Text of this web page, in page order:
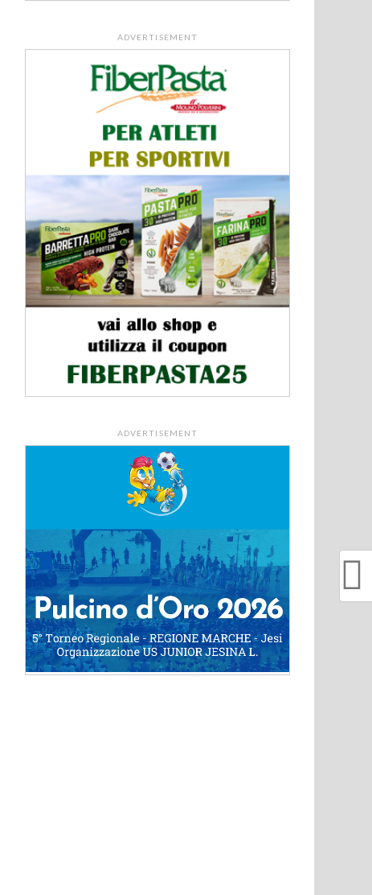
ADVERTISEMENT
ADVERTISEMENT